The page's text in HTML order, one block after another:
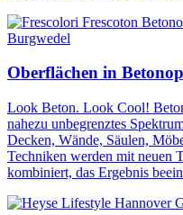
Oberflächen in
Look Beton. Look Cool!
nahezu unbegrenztes
Decken, Wände, Säulen,
Techniken werden mit neuen
kombiniert, das Ergebnis